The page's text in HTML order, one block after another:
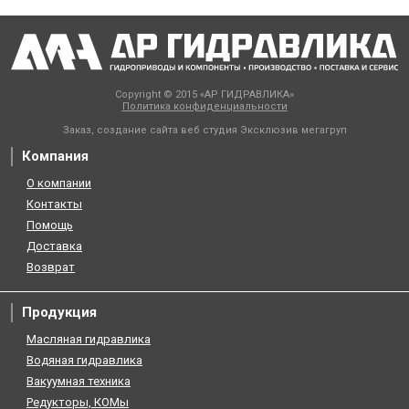
Copyright © 2015 «АР ГИДРАВЛИКА»
Политика конфиденциальности
Заказ, создание сайта веб студия Эксклюзив мегагруп
Компания
О компании
Контакты
Помощь
Доставка
Возврат
Продукция
Масляная гидравлика
Водяная гидравлика
Вакуумная техника
Редукторы, КОМы